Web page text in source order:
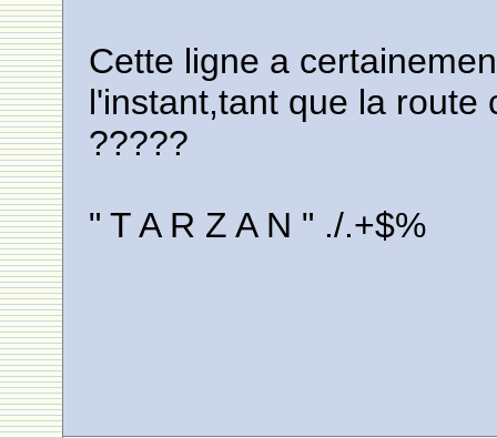
Cette ligne a
l'instant,tant que la route
?????
" T A R Z A N " ./.+$%